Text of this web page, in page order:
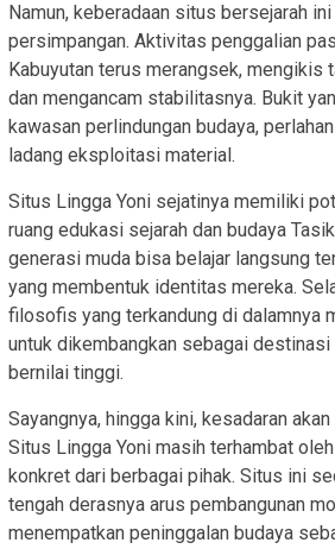
Namun, keberadaan situs bersejarah
persimpangan. Aktivitas penggalian
Kabuyutan terus merangsek, mengikis
dan mengancam stabilitasnya. Bukit
kawasan perlindungan budaya,
ladang eksploitasi material.
Situs Lingga Yoni sejatinya memiliki
ruang edukasi sejarah dan budaya
generasi muda bisa belajar langsung
yang membentuk identitas mereka.
filosofis yang terkandung di dalamnya
untuk dikembangkan sebagai
bernilai tinggi.
Sayangnya, hingga kini, kesadaran
Situs Lingga Yoni masih terhambat
konkret dari berbagai pihak. Situs ini
tengah derasnya arus pembangunan
menempatkan peninggalan budaya